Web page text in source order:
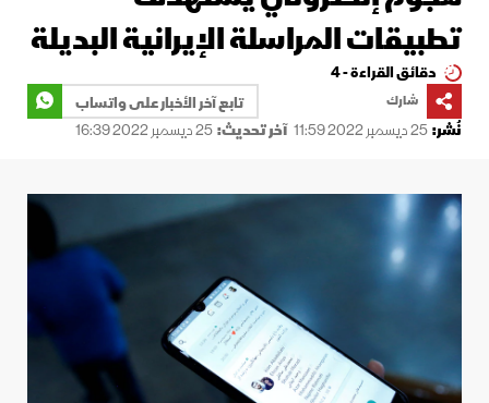
تطبيقات المراسلة الإيرانية البديلة
دقائق القراءة - 4
شارك
تابع آخر الأخبار على واتساب
نُشر:25 ديسمبر 2022 11:59 آخر تحديث:25 ديسمبر 2022 16:39